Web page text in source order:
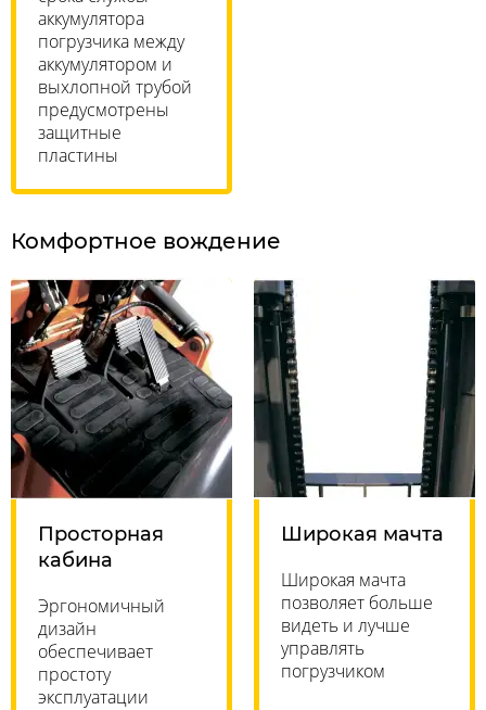
аккумулятора
погрузчика между
аккумулятором и
выхлопной трубой
предусмотрены
защитные
пластины
Комфортное вождение
Просторная
кабина
Эргономичный
дизайн
обеспечивает
простоту
эксплуатации
Широкая мачта
Широкая мачта
позволяет больше
видеть и лучше
управлять
погрузчиком